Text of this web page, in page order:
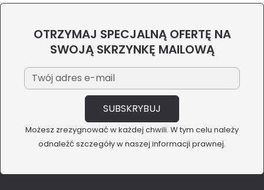
OTRZYMAJ SPECJALNĄ OFERTĘ NA
SWOJĄ SKRZYNKĘ MAILOWĄ
Możesz zrezygnować w każdej chwili. W tym celu należy
odnaleźć szczegóły w naszej informacji prawnej.